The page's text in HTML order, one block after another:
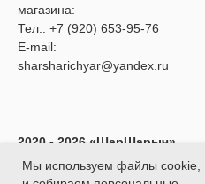
магазина:
Тел.: +7 (920) 653-95-76
E-mail:
sharsharichyar@yandex.ru
2020 - 2026 «ШарШарыч»
- Доставка воздушных
шаров в Ярославле.
Мы используем файлы cookie,